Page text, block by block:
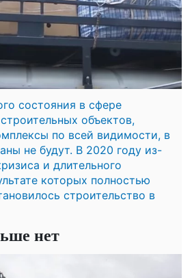
состояния в сфере
объектов,
по всей видимости, в
не будут. В 2020 году из-
и длительного
которых полностью
строительство в
нет